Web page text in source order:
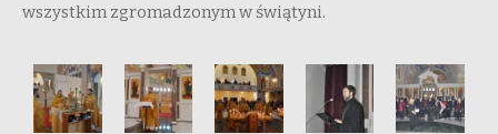
wszystkim zgromadzonym w świątyni.